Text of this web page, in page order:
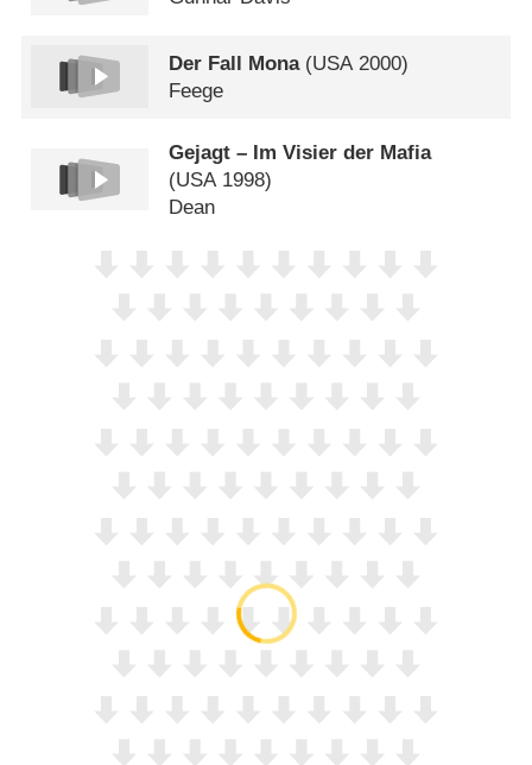
Der Fall Mona(USA 2000)
Feege
Gejagt – Im Visier der Mafia
(USA 1998)
Dean